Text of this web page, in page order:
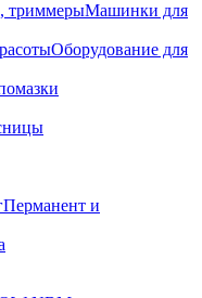
Машинки для
Оборудование для
Перманент и